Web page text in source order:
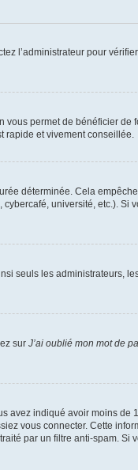
l’administrateur pour
vous permet de bénéficier
rapide et vivement conseillée.
déterminée. Cela
université, etc.). Si
seuls les administrateurs,
sur J’ai oublié mon mot de
avez indiqué avoir moins
vous connecter. Cette
par un filtre anti-spam. Si